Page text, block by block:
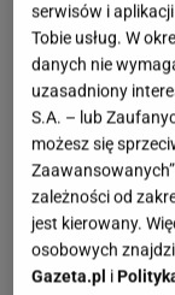
serwisów i
Tobie usług. W
danych nie
uzasadniony
S.A. – lub
możesz się
zależności od
jest kierowany.
osobowych
Gazeta.pl i